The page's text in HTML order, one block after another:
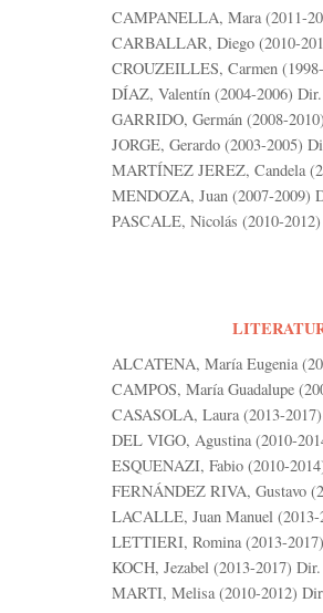
CAMPANELLA, Mara (2011-
CARBALLAR, Diego (2010-
CROUZEILLES, Carmen
DÍAZ, Valentín (2004-2006)
GARRIDO, Germán (2008-
JORGE, Gerardo (2003-2005)
MARTÍNEZ JEREZ, Candela
MENDOZA, Juan (2007-2009)
PASCALE, Nicolás (2010-
ALCATENA, María Eugenia
CAMPOS, María Guadalupe
CASASOLA, Laura (2013-
DEL VIGO, Agustina (2010-
ESQUENAZI, Fabio (2010-
FERNÁNDEZ RIVA, Gustavo
LACALLE, Juan Manuel
LETTIERI, Romina (2013-
KOCH, Jezabel (2013-2017)
MARTI, Melisa (2010-2012)